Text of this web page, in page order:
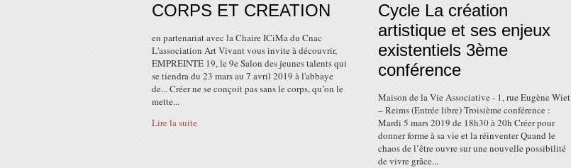
CORPS ET CREATION
en partenariat avec la Chaire ICiMa du Cnac
L'association Art Vivant vous invite à découvrir,
EMPREINTE 19, le 9e Salon des jeunes talents qui
se tiendra du 23 mars au 7 avril 2019 à l'abbaye
de... Créer ne se conçoit pas sans le corps, qu’on le
mette...
Lire la suite
Cycle La création
artistique et ses enjeux
existentiels 3ème
conférence
Maison de la Vie Associative - 1, rue Eugène Wiet
– Reims (Entrée libre) Troisième conférence :
Mardi 5 mars 2019 de 18h30 à 20h Créer pour
donner forme à sa vie et la réinventer Quand le
chaos de l’être ouvre sur une nouvelle possibilité
de vivre grâce...